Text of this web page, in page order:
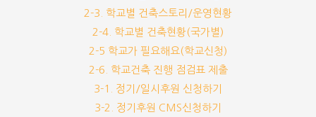
2-3. 학교별 건축스토리/운영현황
2-4. 학교별 건축현황(국가별)
2-5 학교가 필요해요(학교신청)
2-6. 학교건축 진행 점검표 제출
3-1. 정기/일시후원 신청하기
3-2. 정기후원 CMS신청하기